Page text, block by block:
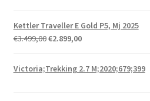
Kettler Traveller E Gold P5, Mj 2025
€3.499,00€2.899,00
Victoria;Trekking 2.7 M;2020;679;399